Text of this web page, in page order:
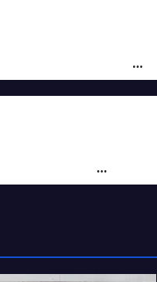
del sur de Santa Fe
exportaciones